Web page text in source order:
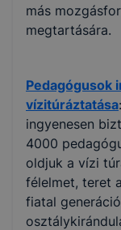
más
megtartására.
Pedagógusok
vízitúráztatása
ingyenesen
4000
oldjuk a vízi
félelmet, teret
fiatal